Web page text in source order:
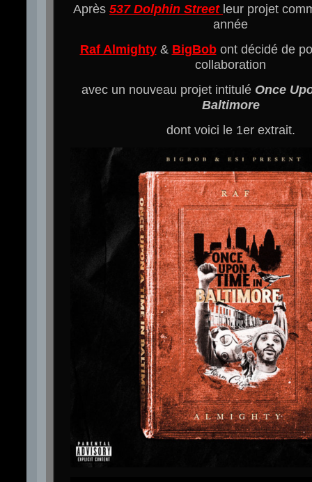
Après 537 Dolphin Street leur projet
année
Raf Almighty& BigBobont décidé de
collaboration
avec un nouveau projet intitulé Once
Baltimore
dont voici le 1er extrait.